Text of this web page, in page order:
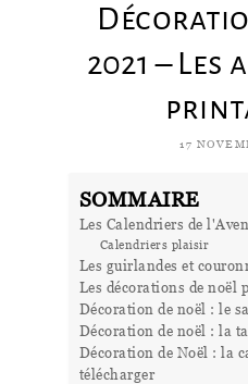
2021 – Les
17
SOMMAIRE
Les Calendriers de
Calendriers plaisir
Les guirlandes et
Les décorations de noël
Décoration de noël : le
Décoration de noël : la
Décoration de Noël : la
télécharger